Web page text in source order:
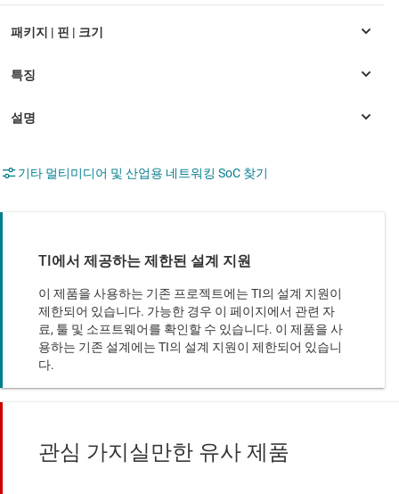
기타 멀티미디어 및 산업용 네트워킹 SoC 찾기
TI에서 제공하는 제한된 설계 지원
이 제품을 사용하는 기존 프로젝트에는 TI의 설계 지원이
제한되어 있습니다. 가능한 경우 이 페이지에서 관련 자
료, 툴 및 소프트웨어를 확인할 수 있습니다. 이 제품을 사
용하는 기존 설계에는 TI의 설계 지원이 제한되어 있습니
다.
관심 가지실만한 유사 제품